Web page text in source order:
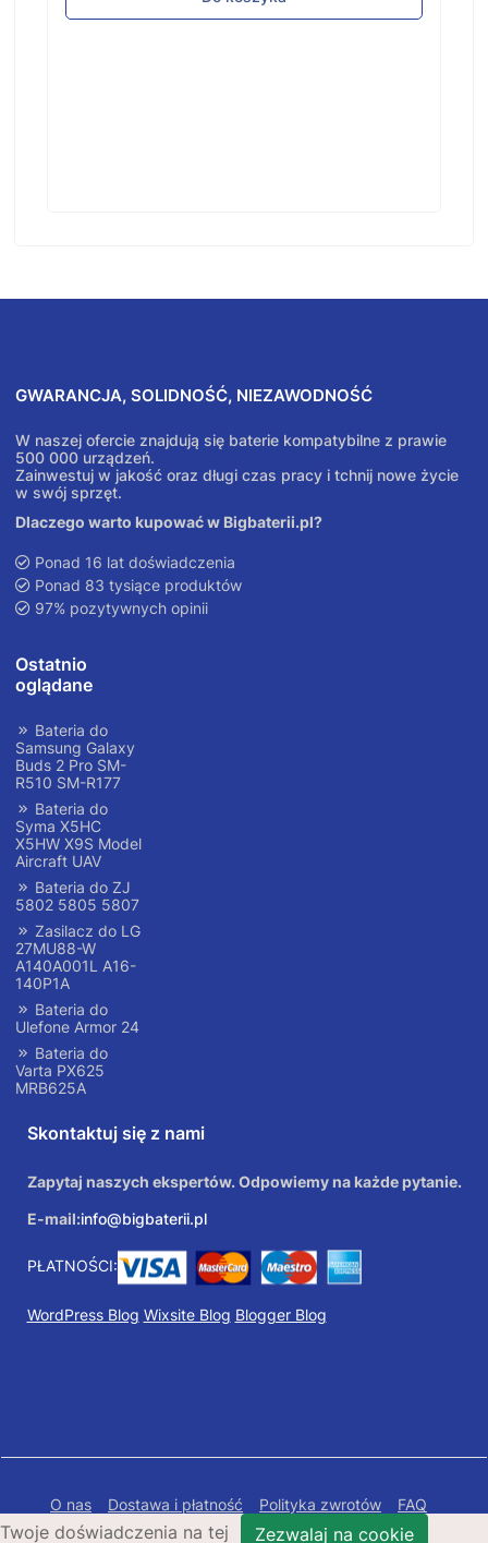
GWARANCJA, SOLIDNOŚĆ, NIEZAWODNOŚĆ
W naszej ofercie znajdują się baterie kompatybilne z prawie
500 000 urządzeń.
Zainwestuj w jakość oraz długi czas pracy i tchnij nowe życie
w swój sprzęt.
Dlaczego warto kupować w Bigbaterii.pl?
Ponad 16 lat doświadczenia
Ponad 83 tysiące produktów
97% pozytywnych opinii
Ostatnio
oglądane
Bateria do
Samsung Galaxy
Buds 2 Pro SM-
R510 SM-R177
Bateria do
Syma X5HC
X5HW X9S Model
Aircraft UAV
Bateria do ZJ
5802 5805 5807
Zasilacz do LG
27MU88-W
A140A001L A16-
140P1A
Bateria do
Ulefone Armor 24
Bateria do
Varta PX625
MRB625A
Skontaktuj się z nami
Zapytaj naszych ekspertów. Odpowiemy na każde pytanie.
E-mail:info@bigbaterii.pl
PŁATNOŚCI:
WordPress Blog Wixsite Blog Blogger Blog
O nas Dostawa i płatność Polityka zwrotów
FAQ
Polityka prywatności
Mapa Strony
Twoje doświadczenia na tej Zezwalaj na cookie